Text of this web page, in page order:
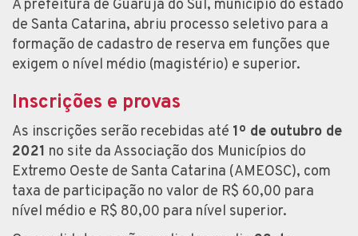
A prefeitura de Guarujá do Sul, município do estado
de Santa Catarina, abriu processo seletivo para a
formação de cadastro de reserva em funções que
exigem o nível médio (magistério) e superior.
Inscrições e provas
As inscrições serão recebidas até 1º de outubro de
2021 no site da Associação dos Municípios do
Extremo Oeste de Santa Catarina (AMEOSC), com
taxa de participação no valor de R$ 60,00 para
nível médio e R$ 80,00 para nível superior.